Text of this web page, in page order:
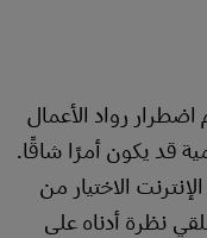
رواد الأعمال
قد يكون أمرًا شاقًا.
الاختيار من
أحد الخيارات الشائعة، وهو سوق بلغت قيمتها 225.99 مليار دولار في عام 2022. سنلقي نظرة أدناه على